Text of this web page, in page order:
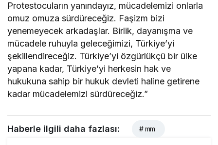
Protestocuların yanındayız, mücadelemizi onlarla
omuz omuza sürdüreceğiz. Faşizm bizi
yenemeyecek arkadaşlar. Birlik, dayanışma ve
mücadele ruhuyla geleceğimizi, Türkiye’yi
şekillendireceğiz. Türkiye’yi özgürlükçü bir ülke
yapana kadar, Türkiye’yi herkesin hak ve
hukukuna sahip bir hukuk devleti haline getirene
kadar mücadelemizi sürdüreceğiz.”
Haberle ilgili daha fazlası: # mm